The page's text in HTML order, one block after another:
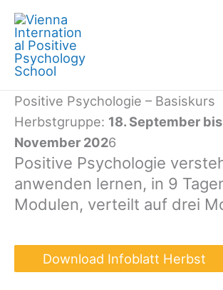
Skip
content
Positive Psychologie – Basiskurs
Herbstgruppe: 18. September
November 2026
Positive Psychologie
anwenden lernen, in 9
Modulen, verteilt auf drei
Download Infoblatt Herbst